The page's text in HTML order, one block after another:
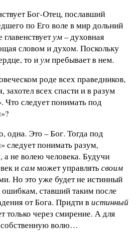
Бог-Отец, пославший
по Его воле в мир дольний
ум– духовная
словом и духом. Поскольку
то иумпребывает в нем.
роде всех праведников,
всех спасти и в разум
Что следует понимать под
одна. Это – Бог. Тогда под
следует понимать разум,
не волею человека. Будучи
исамможет управлятьсвоим
Но это уже будет не истинный
ставший таким после
от Бога. Придти вистинный
только через смирение. А для
собственную волю…